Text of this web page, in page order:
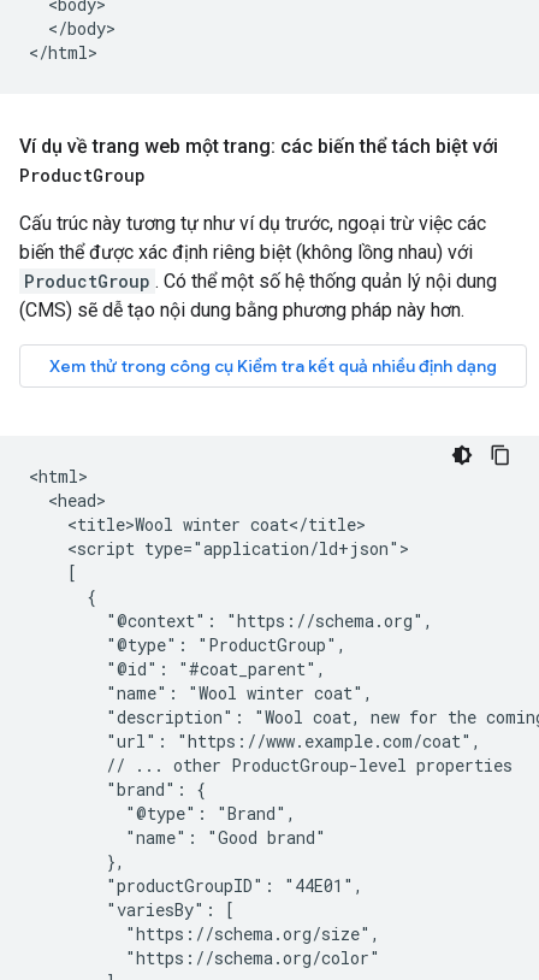
  </body>
</html>
Ví dụ về trang web một trang: các biến thể tách biệt với
ProductGroup
Cấu trúc này tương tự như ví dụ trước, ngoại trừ việc các
biến thể được xác định riêng biệt (không lồng nhau) với
ProductGroup . Có thể một số hệ thống quản lý nội dung
(CMS) sẽ dễ tạo nội dung bằng phương pháp này hơn.
<html>
  <head>
    <title>Wool winter coat</title>
    <script type="application/ld+json">
    [
      {
        "@context": "https://schema.org",
        "@type": "ProductGroup",
        "@id": "#coat_parent",
        "name": "Wool winter coat",
"description": "Wool coat, new for the
        "url": "https://www.example.com/coat",
        // ... other ProductGroup-level properties
        "brand": {
          "@type": "Brand",
          "name": "Good brand"
        },
        "productGroupID": "44E01",
        "variesBy": [
          "https://schema.org/size",
          "https://schema.org/color"